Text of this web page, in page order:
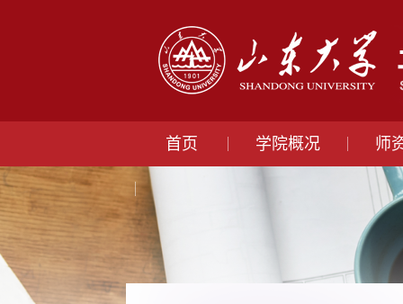
首页 学院概况 师